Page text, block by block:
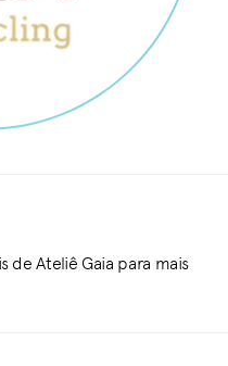
de Ateliê Gaia para mais